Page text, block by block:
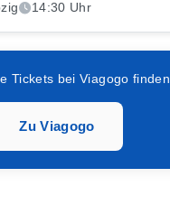
14:30 Uhr
Tickets bei Viagogo finden
Zu Viagogo